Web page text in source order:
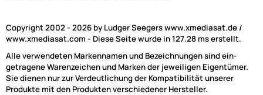
Copyright 2002 - 2026 by Ludger Seegers www.xmediasat.de /
www.xmediasat.com - Diese Seite wurde in 127.28 ms erstellt.
Alle verwendeten Markennamen und Bezeichnungen sind ein-
getragene Warenzeichen und Marken der jeweiligen Eigentümer.
Sie dienen nur zur Verdeutlichung der Kompatibilität unserer
Produkte mit den Produkten verschiedener Hersteller.